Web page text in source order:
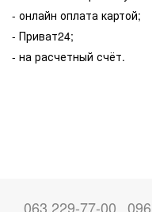
- онлайн оплата картой;
- Приват24;
- на расчетный счёт.
063 229-77-00